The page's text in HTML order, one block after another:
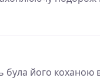
була його